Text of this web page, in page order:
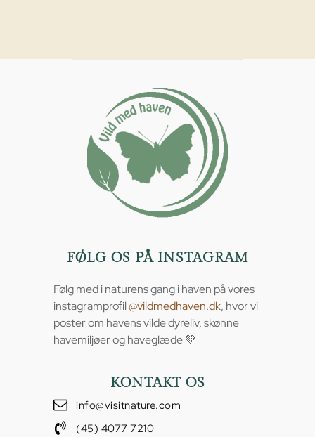
FØLG OS PÅ INSTAGRAM
Følg med i naturens gang i haven på vores
instagramprofil@vildmedhaven.dk, hvor vi
poster om havens vilde dyreliv, skønne
havemiljøer og haveglæde 💚
KONTAKT OS
info@visitnature.com
(45) 4077 7210